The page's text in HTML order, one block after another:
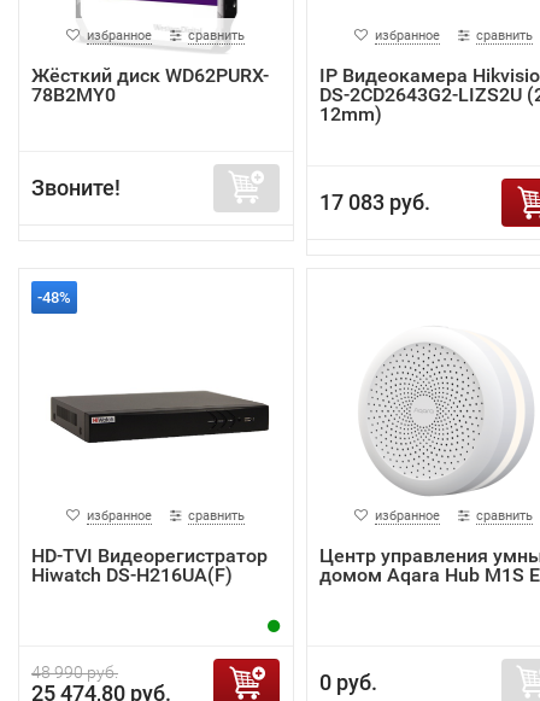
избранное сравнить
Жёсткий диск WD62PURX-
78B2MY0
Звоните!
избранное сравнить
IP Видеокамера
DS-2CD2643G2-LIZS2U
12mm)
17 083 руб.
-48%
избранное сравнить
HD-TVI Видеорегистратор
Hiwatch DS-H216UA(F)
48 990 руб.
25 474,80 руб.
избранное сравнить
Центр управления
домом Aqara Hub M1S
0 руб.